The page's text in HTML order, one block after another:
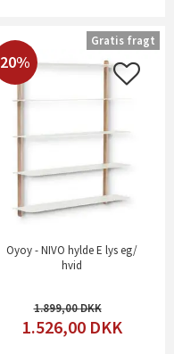
20%
Oyoy - NIVO hylde E lys eg/
hvid
1.899,00
1.526,00 DKK
Gratis fragt